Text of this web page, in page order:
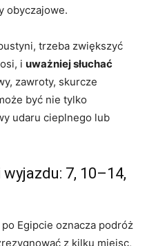
obyczajowe.
trzeba zwiększyć
i uważniej słuchać
zawroty, skurcze
być nie tylko
udaru cieplnego lub
7, 10–14,
Egipcie oznacza podróż
z kilku miejsc,